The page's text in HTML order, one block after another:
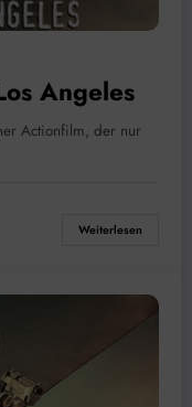
Angeles
Actionfilm, der nur
Weiterlesen